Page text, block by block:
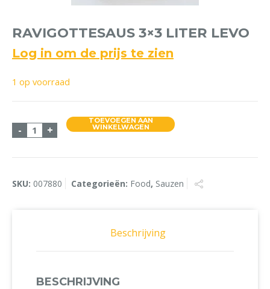
RAVIGOTTESAUS 3×3 LITER LEVO
Log in om de prijs te zien
1 op voorraad
- Ravigottesaus 3x3 Liter Levo aantal
+
TOEVOEGEN AAN
WINKELWAGEN
SKU: 007880 Categorieën: Food, Sauzen
Beschrijving
BESCHRIJVING